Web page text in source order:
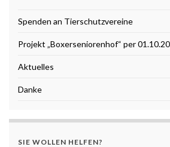
Spenden an Tierschutzvereine
Projekt „Boxerseniorenhof“ per
Aktuelles
Danke
SIE WOLLEN HELFEN?